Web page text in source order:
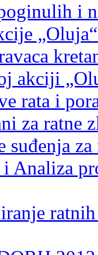
i
akciji
rata i
za ratne
suđenja
i Analiza